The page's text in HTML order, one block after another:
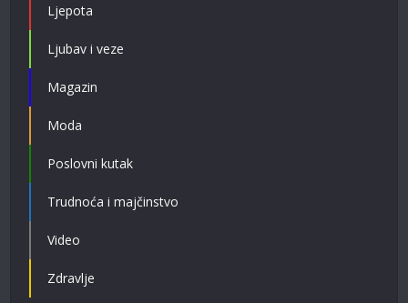
Ljepota
Ljubav i veze
Magazin
Moda
Poslovni kutak
Trudnoća i majčinstvo
Video
Zdravlje